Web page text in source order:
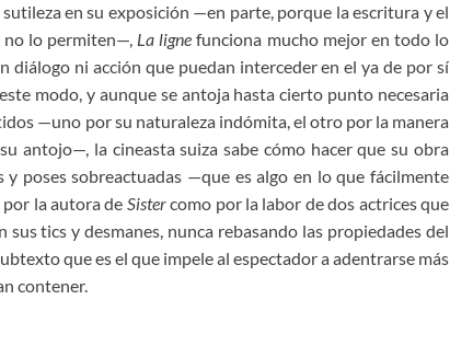
en su exposición —en parte, porque la escritura y el
no lo permiten—, La ligne funciona mucho mejor en todo lo
diálogo ni acción que puedan interceder en el ya de por sí
modo, y aunque se antoja hasta cierto punto necesaria
—uno por su naturaleza indómita, el otro por la manera
antojo—, la cineasta suiza sabe cómo hacer que su obra
poses sobreactuadas —que es algo en lo que fácilmente
la autora de Sistercomo por la labor de dos actrices que
tics y desmanes, nunca rebasando las propiedades del
que es el que impele al espectador a adentrarse más
contener.